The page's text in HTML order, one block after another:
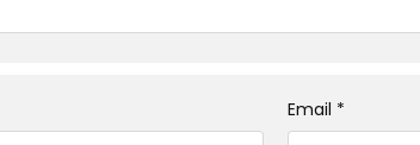
Email *